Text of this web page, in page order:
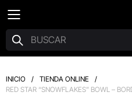
INICIO / TIENDA ONLINE
/
RED STAR “SNOWFLAKES” BOWL –